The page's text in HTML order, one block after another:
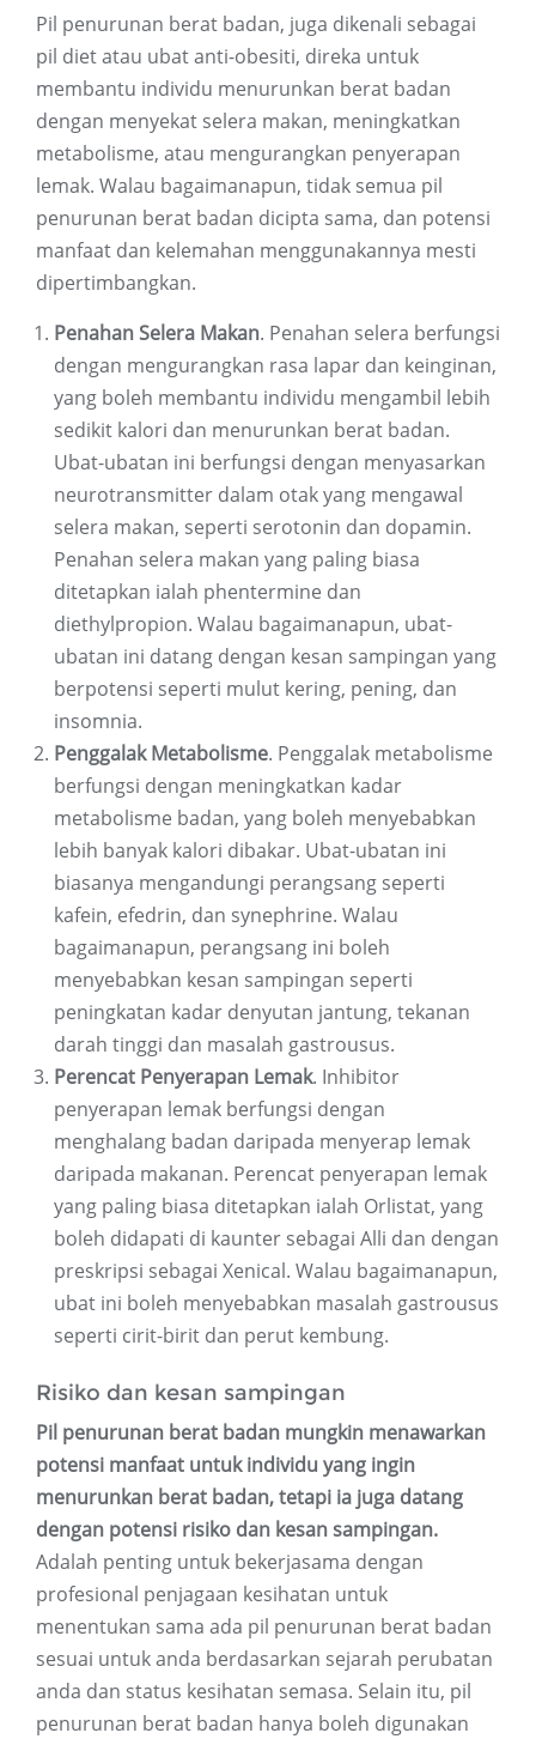
Pil penurunan berat badan, juga dikenali sebagai
pil diet atau ubat anti-obesiti, direka untuk
membantu individu menurunkan berat badan
dengan menyekat selera makan, meningkatkan
metabolisme, atau mengurangkan penyerapan
lemak. Walau bagaimanapun, tidak semua pil
penurunan berat badan dicipta sama, dan potensi
manfaat dan kelemahan menggunakannya mesti
dipertimbangkan.
Penahan Selera Makan. Penahan selera berfungsi
dengan mengurangkan rasa lapar dan keinginan,
yang boleh membantu individu mengambil lebih
sedikit kalori dan menurunkan berat badan.
Ubat-ubatan ini berfungsi dengan menyasarkan
neurotransmitter dalam otak yang mengawal
selera makan, seperti serotonin dan dopamin.
Penahan selera makan yang paling biasa
ditetapkan ialah phentermine dan
diethylpropion. Walau bagaimanapun, ubat-
ubatan ini datang dengan kesan sampingan yang
berpotensi seperti mulut kering, pening, dan
insomnia.
Penggalak Metabolisme. Penggalak metabolisme
berfungsi dengan meningkatkan kadar
metabolisme badan, yang boleh menyebabkan
lebih banyak kalori dibakar. Ubat-ubatan ini
biasanya mengandungi perangsang seperti
kafein, efedrin, dan synephrine. Walau
bagaimanapun, perangsang ini boleh
menyebabkan kesan sampingan seperti
peningkatan kadar denyutan jantung, tekanan
darah tinggi dan masalah gastrousus.
Perencat Penyerapan Lemak. Inhibitor
penyerapan lemak berfungsi dengan
menghalang badan daripada menyerap lemak
daripada makanan. Perencat penyerapan lemak
yang paling biasa ditetapkan ialah Orlistat, yang
boleh didapati di kaunter sebagai Alli dan dengan
preskripsi sebagai Xenical. Walau bagaimanapun,
ubat ini boleh menyebabkan masalah gastrousus
seperti cirit-birit dan perut kembung.
Risiko dan kesan sampingan
Pil penurunan berat badan mungkin menawarkan
potensi manfaat untuk individu yang ingin
menurunkan berat badan, tetapi ia juga datang
dengan potensi risiko dan kesan sampingan.
Adalah penting untuk bekerjasama dengan
profesional penjagaan kesihatan untuk
menentukan sama ada pil penurunan berat badan
sesuai untuk anda berdasarkan sejarah perubatan
anda dan status kesihatan semasa. Selain itu, pil
penurunan berat badan hanya boleh digunakan